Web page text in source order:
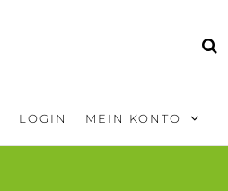
LOGIN MEIN KONTO